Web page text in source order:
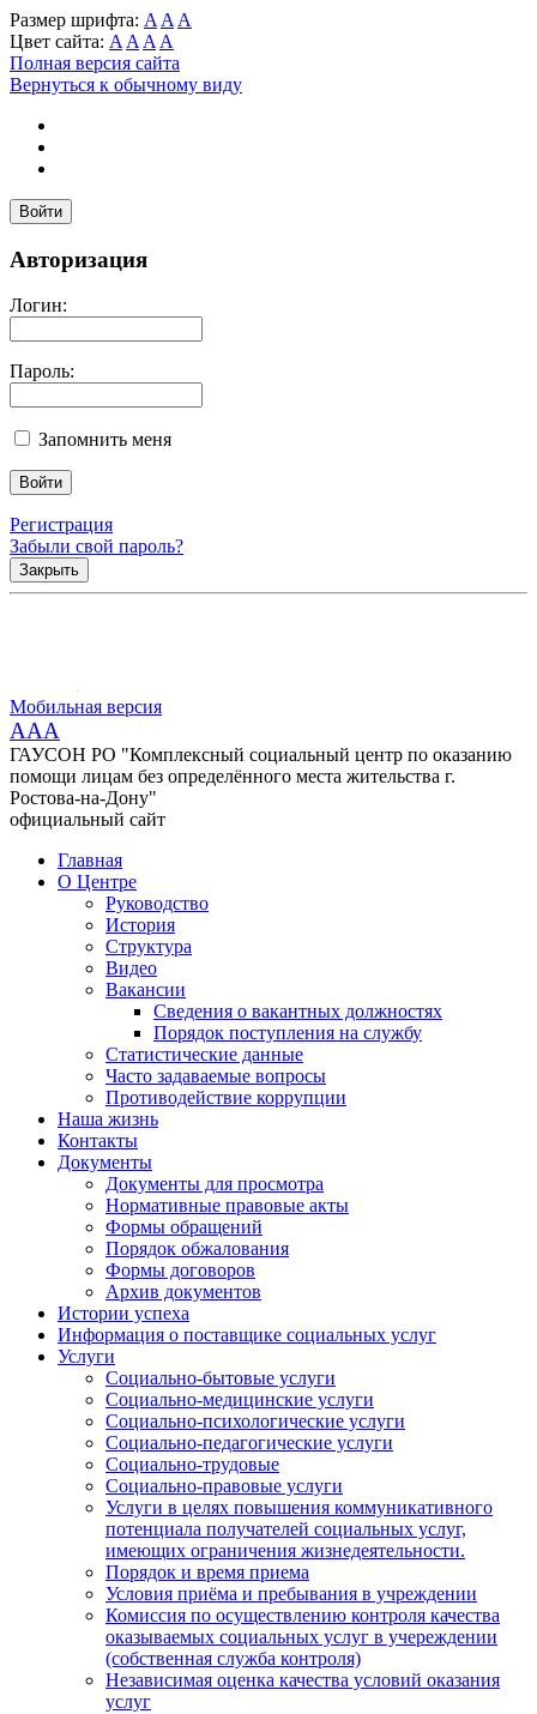
Размер шрифта: A A A
Цвет сайта: A A A A
Полная версия сайта
Вернуться к обычному виду
Войти
Авторизация
Логин:
Пароль:
Запомнить меня
Регистрация
Забыли свой пароль?
Закрыть
Мобильная версия
AAA
ГАУСОН РО "Комплексный социальный центр по оказанию
помощи лицам без определённого места жительства г.
Ростова-на-Дону"
официальный сайт
Главная
О Центре
Руководство
История
Структура
Видео
Вакансии
Сведения о вакантных должностях
Порядок поступления на службу
Статистические данные
Часто задаваемые вопросы
Противодействие коррупции
Наша жизнь
Контакты
Документы
Документы для просмотра
Нормативные правовые акты
Формы обращений
Порядок обжалования
Формы договоров
Архив документов
Истории успеха
Информация о поставщике социальных услуг
Услуги
Социально-бытовые услуги
Социально-медицинские услуги
Социально-психологические услуги
Социально-педагогические услуги
Социально-трудовые
Социально-правовые услуги
Услуги в целях повышения коммуникативного
потенциала получателей социальных услуг,
имеющих ограничения жизнедеятельности.
Порядок и время приема
Условия приёма и пребывания в учреждении
Комиссия по осуществлению контроля качества
оказываемых социальных услуг в учереждении
(собственная служба контроля)
Независимая оценка качества условий оказания
услуг